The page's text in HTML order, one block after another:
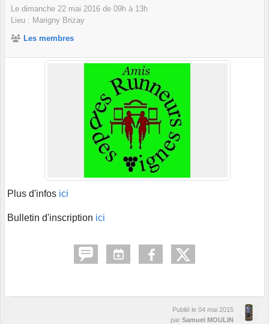
Le dimanche 22 mai 2016 de 09h à 13h
Lieu : Marigny Brizay
Les membres
Plus d'infos ici
Bulletin d'inscription ici
Publié le 04 mai 2015
par Samuel MOULIN